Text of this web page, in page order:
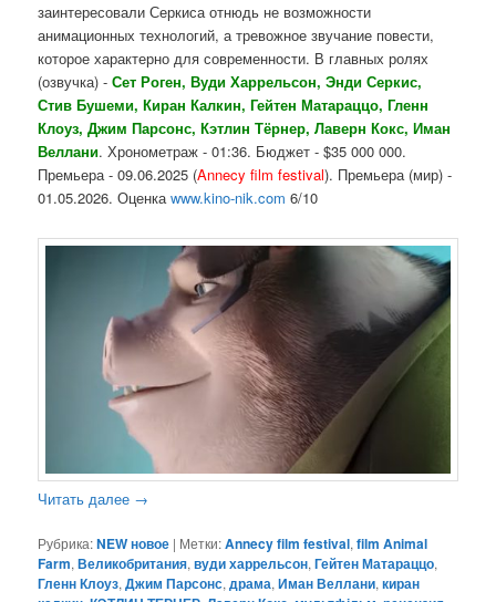
заинтересовали Серкиса отнюдь не возможности
анимационных технологий, а тревожное звучание повести,
которое характерно для современности. В главных ролях
(озвучка) -Сет Роген, Вуди Харрельсон, Энди Серкис,
Стив Бушеми, Киран Калкин, Гейтен Матараццо, Гленн
Клоуз, Джим Парсонс, Кэтлин Тёрнер, Лаверн Кокс, Иман
Веллани. Хронометраж - 01:36. Бюджет - $35 000 000.
Премьера - 09.06.2025 (Annecy film festival). Премьера (мир) -
01.05.2026. Оценкаwww.kino-nik.com 6/10
Читать далее →
Рубрика:NEW новое | Метки:Annecy film festival,film Animal
Farm,Великобритания,вуди харрельсон,Гейтен Матараццо,
Гленн Клоуз,Джим Парсонс,драма,Иман Веллани,киран